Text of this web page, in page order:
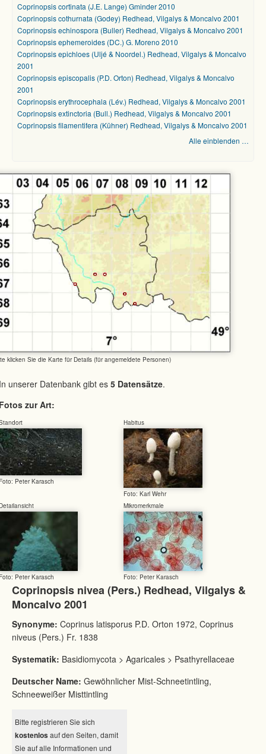
Coprinopsis cortinata (J.E. Lange) Gminder 2010
Coprinopsis cothurnata (Godey) Redhead, Vilgalys & Moncalvo 2001
Coprinopsis echinospora (Buller) Redhead, Vilgalys & Moncalvo 2001
Coprinopsis ephemeroides (DC.) G. Moreno 2010
Coprinopsis epichloes (Uljé & Noordel.) Redhead, Vilgalys & Moncalvo
2001
Coprinopsis episcopalis (P.D. Orton) Redhead, Vilgalys & Moncalvo
2001
Coprinopsis erythrocephala (Lév.) Redhead, Vilgalys & Moncalvo 2001
Coprinopsis extinctoria (Bull.) Redhead, Vilgalys & Moncalvo 2001
Coprinopsis filamentifera (Kühner) Redhead, Vilgalys & Moncalvo 2001
Alle einblenden …
klicken Sie die Karte für Details (für angemeldete Personen)
unserer Datenbank gibt es 5 Datensätze.
zur Art:
Peter Karasch
Habitus
Foto: Karl Wehr
Peter Karasch
Mikromerkmale
Foto: Peter Karasch
Coprinopsis nivea (Pers.) Redhead, Vilgalys &
Moncalvo 2001
Synonyme: Coprinus latisporus P.D. Orton 1972, Coprinus
niveus (Pers.) Fr. 1838
Systematik: Basidiomycota > Agaricales > Psathyrellaceae
Deutscher Name: Gewöhnlicher Mist-Schneetintling,
Schneeweißer Misttintling
Bitte registrieren Sie sich
kostenlos auf den Seiten, damit
Sie auf alle Informationen und